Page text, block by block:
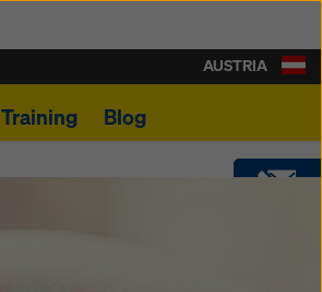
Training Blog
AUSTRIA